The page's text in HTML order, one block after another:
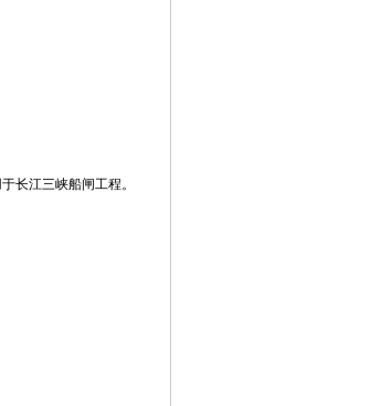
长江三峡船闸工程。